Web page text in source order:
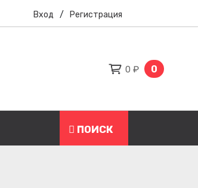
Вход / Регистрация
0 ₽ 0
ПОИСК